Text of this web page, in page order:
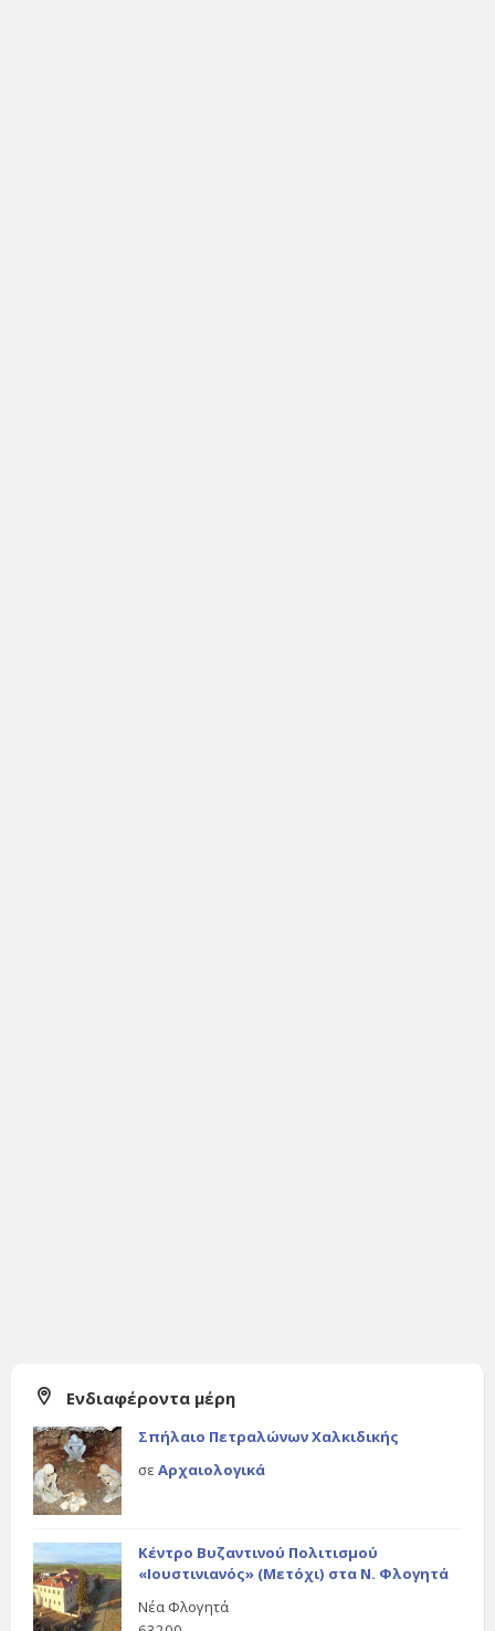
Ενδιαφέροντα μέρη
Σπήλαιο Πετραλώνων Χαλκιδικής
σε Αρχαιολογικά
Κέντρο Βυζαντινού Πολιτισμού
«Ιουστινιανός» (Μετόχι) στα Ν. Φλογητά
Νέα Φλογητά